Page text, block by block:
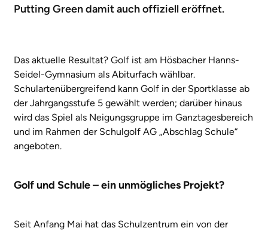
Putting Green damit auch offiziell eröffnet.
Das aktuelle Resultat? Golf ist am Hösbacher Hanns-
Seidel-Gymnasium als Abiturfach wählbar.
Schulartenübergreifend kann Golf in der Sportklasse ab
der Jahrgangsstufe 5 gewählt werden; darüber hinaus
wird das Spiel als Neigungsgruppe im Ganztagesbereich
und im Rahmen der Schulgolf AG „Abschlag Schule“
angeboten.
Golf und Schule – ein unmögliches Projekt?
Seit Anfang Mai hat das Schulzentrum ein von der